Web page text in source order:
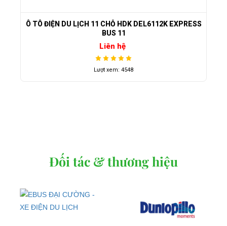
Ô TÔ ĐIỆN DU LỊCH 11 CHỖ HDK DEL6112K EXPRESS
BUS 11
Liên hệ
Lượt xem: 4548
Đối tác & thương hiệu